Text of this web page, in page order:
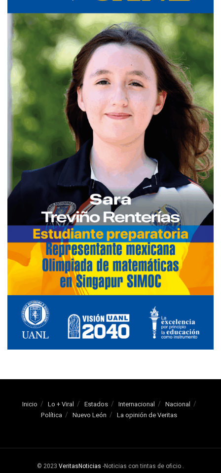
Inicio Lo + Viral Estados Internacional
Nacional
Política
Nuevo León La opinión de Veritas
© 2023 VeritasNoticias -Noticias con tintas de oficio .